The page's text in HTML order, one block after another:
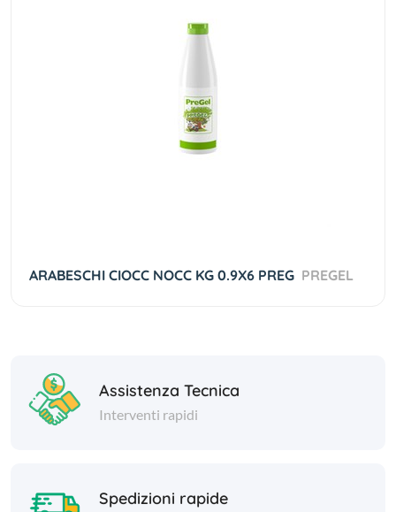
ARABESCHI CIOCC NOCC KG 0.9X6 PREG PREGEL
Assistenza Tecnica
Interventi rapidi
Spedizioni rapide